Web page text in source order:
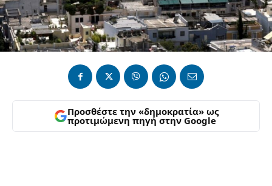
Προσθέστε την «δημοκρατία» ως
προτιμώμενη πηγή στην Google